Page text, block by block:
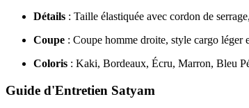
Détails : Taille élastiquée avec cordon de
Coupe : Coupe homme droite, style cargo léger
Coloris : Kaki, Bordeaux, Écru, Marron, Bleu
Guide d'Entretien Satyam